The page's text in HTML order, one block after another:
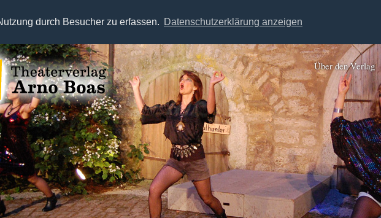
durch Besucher zu erfassen. Datenschutzerklärung anzeigen
Über den Verlag